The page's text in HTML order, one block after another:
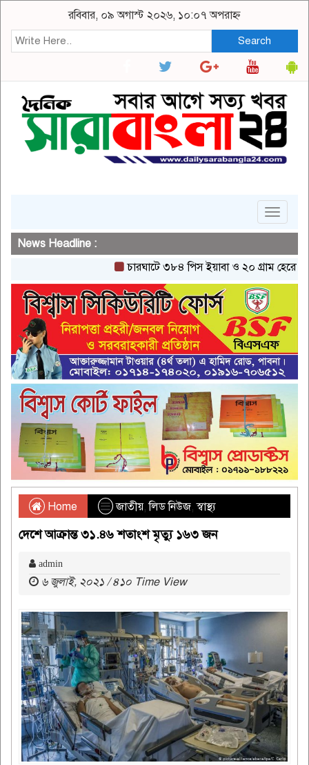
রবিবার, ০৯ অগাস্ট ২০২৬, ১০:০৭ অপরাহ্ন
Search
Toggle
News Headline :
চারঘাটে ৩৮৪ পিস ইয়াবা ও ২০ গ্রাম হেরোইনসহ
Home জাতীয়,লিড নিউজ,স্বাস্থ্য
দেশে আক্রান্ত ৩১.৪৬ শতাংশ মৃত্যু ১৬৩ জন
admin
৬ জুলাই, ২০২১ / ৪১০ Time View